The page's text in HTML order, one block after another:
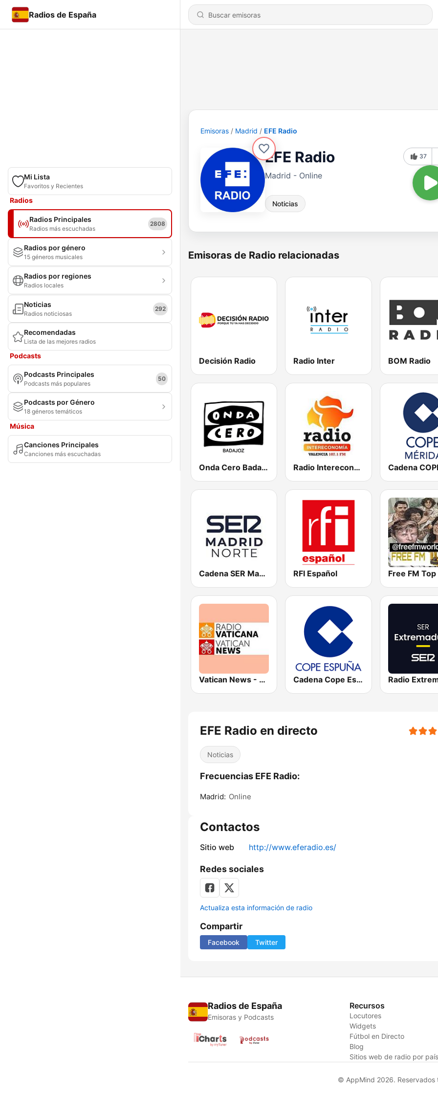
Radios de España
Mi Lista
Favoritos y Recientes
Radios
Radios Principales
Radios más escuchadas
2808
Radios por género
15 géneros musicales
Radios por regiones
Radios locales
Noticias
Radios noticiosas
292
Recomendadas
Lista de las mejores radios
Podcasts
Podcasts Principales
Podcasts más populares
50
Podcasts por Género
18 géneros temáticos
Música
Canciones Principales
Canciones más escuchadas
Emisoras Madrid EFE Radio
EFE Radio
Madrid - Online
Noticias
37
Emisoras de Radio relacionadas
Decisión Radio Radio Inter BOM Radio
Onda Cero Badajoz Radio Intereconomía
Cadena SER Madrid Norte RFI Español Free FM
Vatican News - Español Cadena Cope Espuña
EFE Radio en directo
Noticias
Frecuencias EFE Radio:
Madrid: Online
Contactos
Sitio web http://www.eferadio.es/
Redes sociales
Actualiza esta información de radio
Compartir
Facebook Twitter
Radios de España
Emisoras y Podcasts
Recursos
Locutores
Widgets
Fútbol en Directo
Blog
Sitios web de radio por país
© AppMind 2026. Reservados